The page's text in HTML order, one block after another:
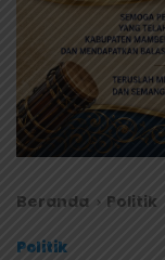
Beranda Politik
Politik